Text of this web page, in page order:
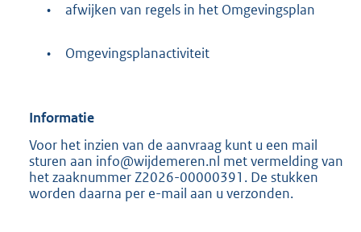
•
afwijken van regels in het Omgevingsplan
• Omgevingsplanactiviteit
Informatie
Voor het inzien van de aanvraag kunt u een mail
sturen aan info@wijdemeren.nl met vermelding van
het zaaknummer Z2026-00000391. De stukken
worden daarna per e-mail aan u verzonden.